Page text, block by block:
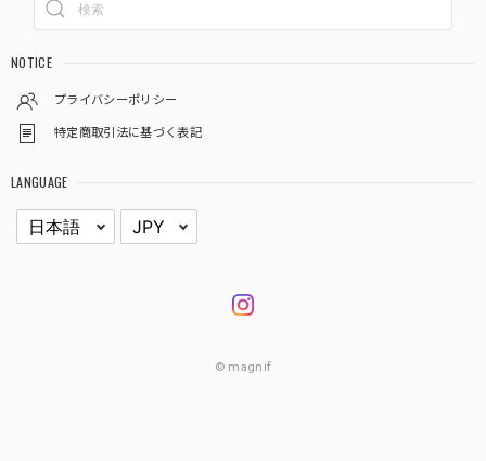
NOTICE
プライバシーポリシー
特定商取引法に基づく表記
LANGUAGE
© magnif